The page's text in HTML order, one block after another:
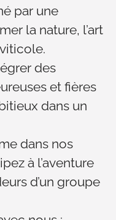
par une
la nature, l’art
des
et fières
dans un
dans nos
à l’aventure
d’un groupe